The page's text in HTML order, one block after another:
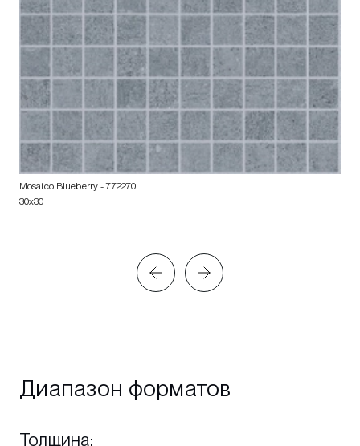
Mosaico Blueberry - 772270
30x30
Диапазон форматов
Толщина: